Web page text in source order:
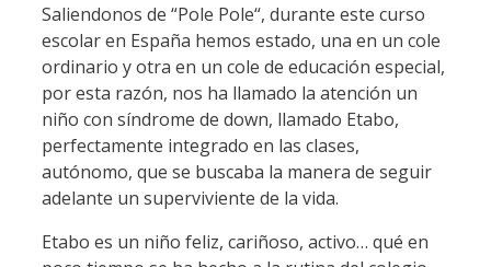
Saliendonos de “Pole Pole“, durante este curso
escolar en España hemos estado, una en un cole
ordinario y otra en un cole de educación especial,
por esta razón, nos ha llamado la atención un
niño con síndrome de down, llamado Etabo,
perfectamente integrado en las clases,
autónomo, que se buscaba la manera de seguir
adelante un superviviente de la vida.
Etabo es un niño feliz, cariñoso, activo… qué en